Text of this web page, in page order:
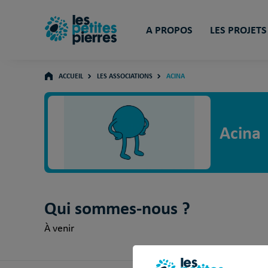
A PROPOS LES PROJETS
ACCUEIL LES ASSOCIATIONS ACINA
Acina
Qui sommes-nous ?
À venir